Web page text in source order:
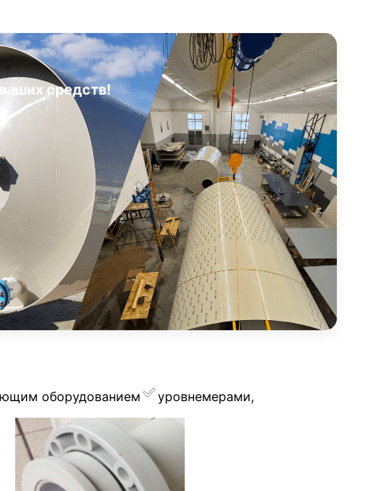
оборудованием
уровнемерами,